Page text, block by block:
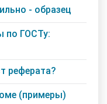
- образец
по ГОСТу:
реферата?
(примеры)